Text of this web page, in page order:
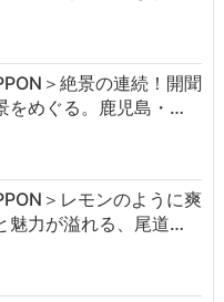
＞絶景の連続！開聞
をめぐる。鹿児島・…
＞レモンのように爽
魅力が溢れる、尾道…